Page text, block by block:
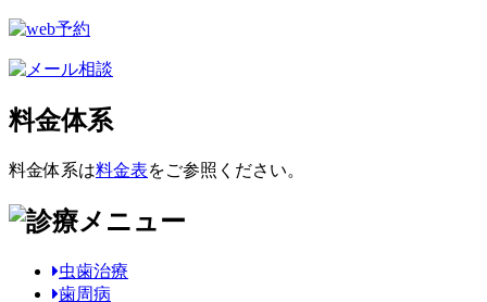
料金体系
料金体系は料金表をご参照ください。
虫歯治療
歯周病